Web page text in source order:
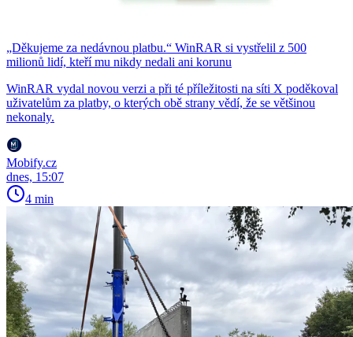
„Děkujeme za nedávnou platbu.“ WinRAR si vystřelil z 500
milionů lidí, kteří mu nikdy nedali ani korunu
WinRAR vydal novou verzi a při té příležitosti na síti X poděkoval
uživatelům za platby, o kterých obě strany vědí, že se většinou
nekonaly.
Mobify.cz
dnes, 15:07
4 min